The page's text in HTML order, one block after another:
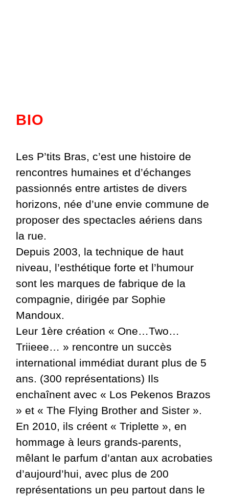
BIO
Les P’tits Bras, c’est une histoire de
rencontres humaines et d’échanges
passionnés entre artistes de divers
horizons, née d’une envie commune de
proposer des spectacles aériens dans
la rue.
Depuis 2003, la technique de haut
niveau, l’esthétique forte et l’humour
sont les marques de fabrique de la
compagnie, dirigée par Sophie
Mandoux.
Leur 1ère création « One…Two…
Triieee… » rencontre un succès
international immédiat durant plus de 5
ans. (300 représentations) Ils
enchaînent avec « Los Pekenos Brazos
» et « The Flying Brother and Sister ».
En 2010, ils créent « Triplette », en
hommage à leurs grands-parents,
mêlant le parfum d’antan aux acrobaties
d’aujourd’hui, avec plus de 200
représentations un peu partout dans le